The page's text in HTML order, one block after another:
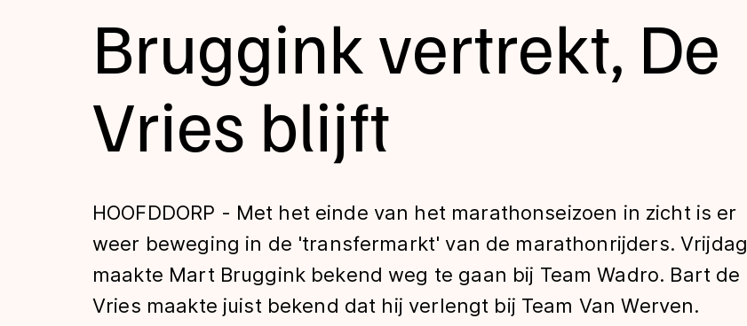
Kalender
Disciplines
Uitslagen
Tijden & historie
De weg op
Bruggink vertrekt, De
Vries blijft
HOOFDDORP - Met het einde van het marathonseizoen in zicht is er
weer beweging in de 'transfermarkt' van de marathonrijders. Vrijdag
maakte Mart Bruggink bekend weg te gaan bij Team Wadro. Bart de
Vries maakte juist bekend dat hij verlengt bij Team Van Werven.